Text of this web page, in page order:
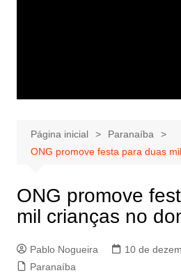
Página inicial
Paranaíba
ONG promove festa para duas
ONG promove
mil crianças no
Pablo Nogueira 10 de
Paranaíba